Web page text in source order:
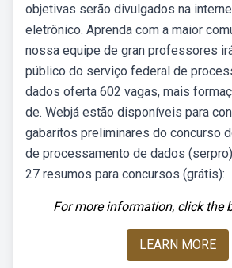
objetivas serão divulgados na
eletrônico. Aprenda com a maior
nossa equipe de gran professores
público do serviço federal de
dados oferta 602 vagas, mais
de. Webjá estão disponíveis para
gabaritos preliminares do concurso
de processamento de dados
27 resumos para concursos (grátis):
For more information, click the
LEARN MORE